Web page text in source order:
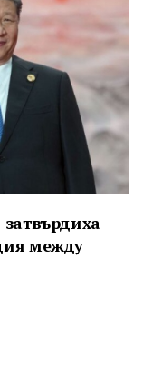
между